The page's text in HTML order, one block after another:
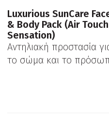
Luxurious SunCare
& Body Pack (Air Touch
Sensation)
Αντηλιακή προστασία
το σώμα και το